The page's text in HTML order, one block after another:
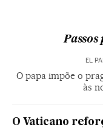
Passos
EL
O papa impõe o
às
O Vaticano